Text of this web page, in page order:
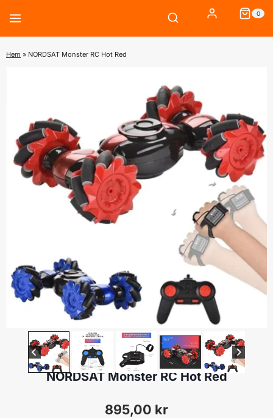
content
0
Hem » NORDSAT Monster RC Hot Red
RC
NORDSAT Monster RC Hot Red
895,00 kr